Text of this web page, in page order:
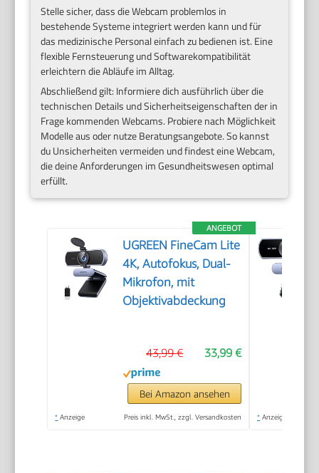
Stelle sicher, dass die Webcam problemlos in
bestehende Systeme integriert werden kann und für
das medizinische Personal einfach zu bedienen ist. Eine
flexible Fernsteuerung und Softwarekompatibilität
erleichtern die Abläufe im Alltag.
Abschließend gilt: Informiere dich ausführlich über die
technischen Details und Sicherheitseigenschaften der in
Frage kommenden Webcams. Probiere nach Möglichkeit
Modelle aus oder nutze Beratungsangebote. So kannst
du Unsicherheiten vermeiden und findest eine Webcam,
die deine Anforderungen im Gesundheitswesen optimal
erfüllt.
ANGEBOT
UGREEN FineCam Lite
4K, Autofokus, Dual-
Mikrofon, mit
Objektivabdeckung
33,99 €
43,99 €
Bei Amazon ansehen
* Anzeige Preis inkl. MwSt., zzgl. Versandkosten * Anzeige